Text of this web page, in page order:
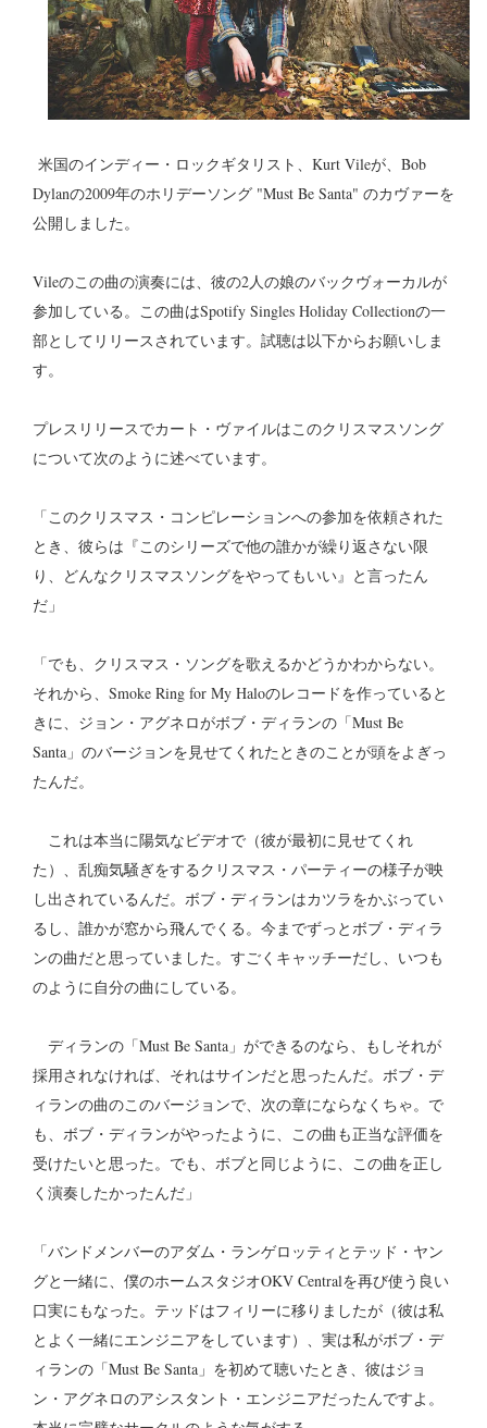
米国のインディー・ロックギタリスト、Kurt Vileが、Bob
Dylanの2009年のホリデーソング "Must Be Santa" のカヴァーを
公開しました。
Vileのこの曲の演奏には、彼の2人の娘のバックヴォーカルが
参加している。この曲はSpotify Singles Holiday Collectionの一
部としてリリースされています。試聴は以下からお願いしま
す。
プレスリリースでカート・ヴァイルはこのクリスマスソング
について次のように述べています。
「このクリスマス・コンピレーションへの参加を依頼された
とき、彼らは『このシリーズで他の誰かが繰り返さない限
り、どんなクリスマスソングをやってもいい』と言ったん
だ」
「でも、クリスマス・ソングを歌えるかどうかわからない。
それから、Smoke Ring for My Haloのレコードを作っていると
きに、ジョン・アグネロがボブ・ディランの「Must Be
Santa」のバージョンを見せてくれたときのことが頭をよぎっ
たんだ。
これは本当に陽気なビデオで（彼が最初に見せてくれ
た）、乱痴気騒ぎをするクリスマス・パーティーの様子が映
し出されているんだ。ボブ・ディランはカツラをかぶってい
るし、誰かが窓から飛んでくる。今までずっとボブ・ディラ
ンの曲だと思っていました。すごくキャッチーだし、いつも
のように自分の曲にしている。
ディランの「Must Be Santa」ができるのなら、もしそれが
採用されなければ、それはサインだと思ったんだ。ボブ・デ
ィランの曲のこのバージョンで、次の章にならなくちゃ。で
も、ボブ・ディランがやったように、この曲も正当な評価を
受けたいと思った。でも、ボブと同じように、この曲を正し
く演奏したかったんだ」
「バンドメンバーのアダム・ランゲロッティとテッド・ヤン
グと一緒に、僕のホームスタジオOKV Centralを再び使う良い
口実にもなった。テッドはフィリーに移りましたが（彼は私
とよく一緒にエンジニアをしています）、実は私がボブ・デ
ィランの「Must Be Santa」を初めて聴いたとき、彼はジョ
ン・アグネロのアシスタント・エンジニアだったんですよ。